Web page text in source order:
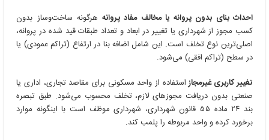
احداث بنای بدون پروانه یا مخالف مفاد پروانههرگونه ساخت‌وساز بدون
کسب مجوز از شهرداری یا تغییر در ابعاد و تعداد طبقات قید شده در پروانه،
اصلی‌ترین نوع تخلف است. این شامل اضافه بنا در ارتفاع (تراکم عمودی) یا
در سطح (تراکم افقی) می‌شود.
تغییر کاربری غیرمجازاستفاده از واحد مسکونی برای مقاصد تجاری، اداری یا
صنعتی بدون دریافت مجوزهای لازم، تخلف محسوب می‌شود. طبق تبصره
بند ۲۴ ماده ۵۵ قانون شهرداری، شهرداری موظف است با اینگونه موارد
برخورد کرده و واحد مربوطه را پلمب کند.